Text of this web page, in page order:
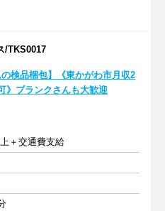
/TKS0017
の検品梱包】《東かがわ市月収2
》ブランクさんも大歓迎
＋交通費支給